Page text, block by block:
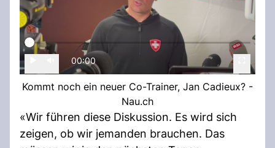
00:00
Kommt noch ein neuer Co-Trainer, Jan Cadieux? -
Nau.ch
«Wir führen diese Diskussion. Es wird sich
zeigen, ob wir jemanden brauchen. Das